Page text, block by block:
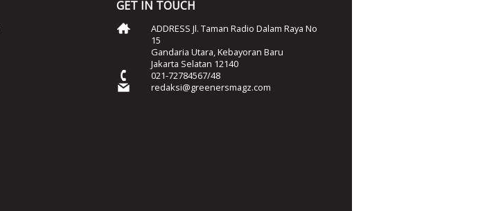
GET IN TOUCH
ADDRESS Jl. Taman Radio Dalam Raya No
15
Gandaria Utara, Kebayoran Baru
Jakarta Selatan 12140
021-72784567/48
redaksi@greenersmagz.com